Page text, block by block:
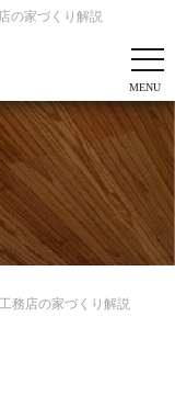
の家づくり解説
務店の家づくり解説